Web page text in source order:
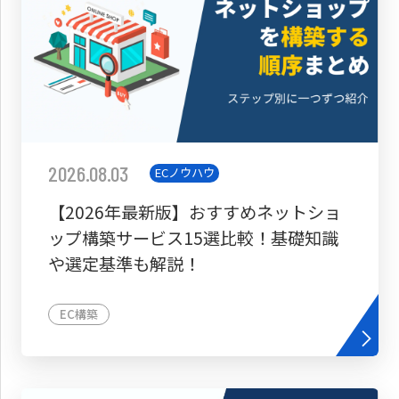
2026.08.03 ECノウハウ
【2026年最新版】おすすめネットショ
ップ構築サービス15選比較！基礎知識
や選定基準も解説！
EC構築